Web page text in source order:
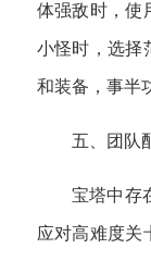
体强敌时，使
小怪时，选择
和装备，事半
五、团队
宝塔中存
应对高难度关